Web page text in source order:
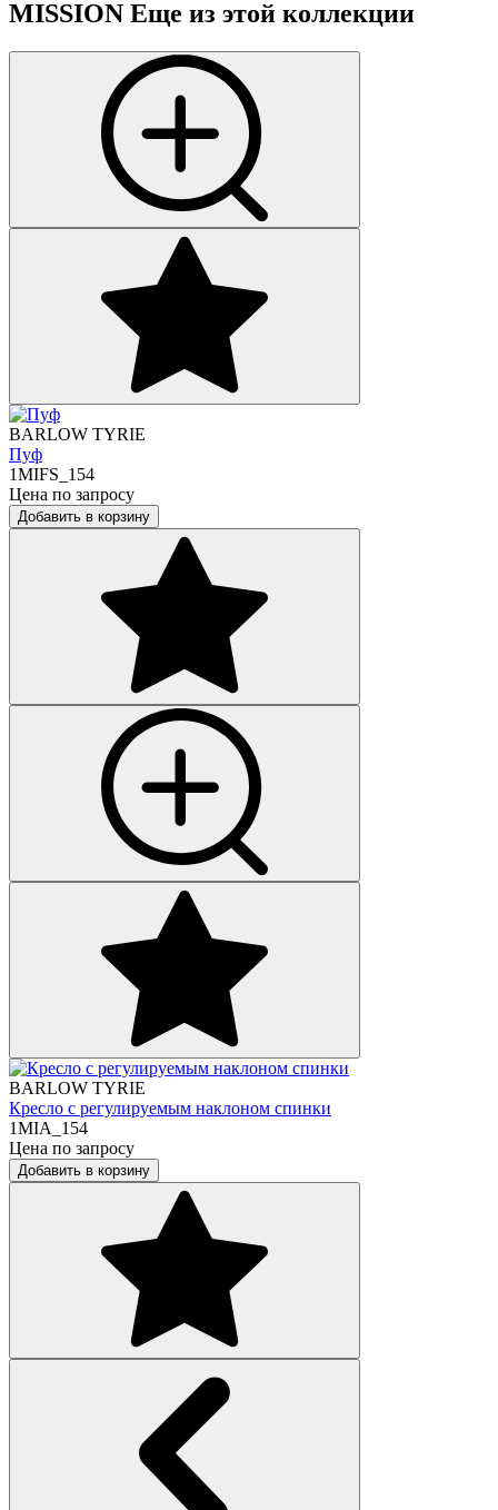
MISSION Еще из этой коллекции
BARLOW TYRIE
Пуф
1MIFS_154
Цена по запросу
Добавить в корзину
BARLOW TYRIE
Кресло с регулируемым наклоном спинки
1MIA_154
Цена по запросу
Добавить в корзину